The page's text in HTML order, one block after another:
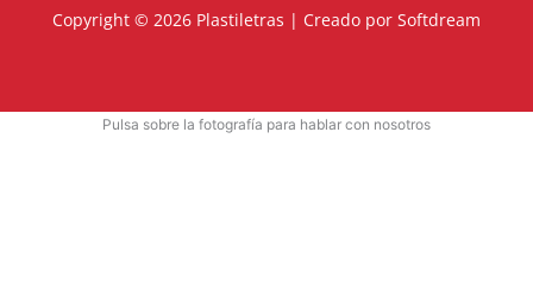
Copyright © 2026 Plastiletras | Creado por Softdream
Pulsa sobre la fotografía para hablar con nosotros